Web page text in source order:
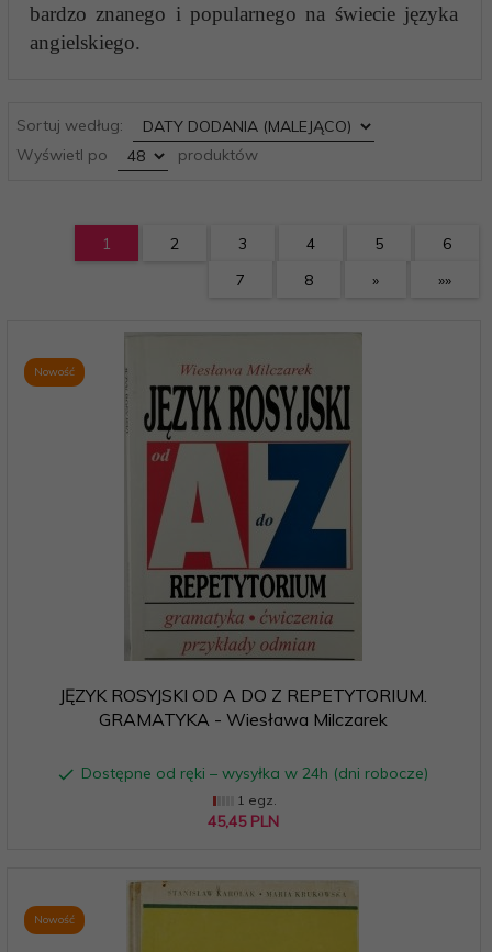
bardzo znanego i popularnego na świecie języka
angielskiego.
Sortuj według:
sort
Wyświetl po
pop produktów
1 2 3 4 5
6
7
8 » »»
Nowość
JĘZYK ROSYJSKI OD A DO Z REPETYTORIUM.
GRAMATYKA - Wiesława Milczarek
Dostępne od ręki – wysyłka w 24h (dni robocze)
1 egz.
45,45 PLN
Nowość